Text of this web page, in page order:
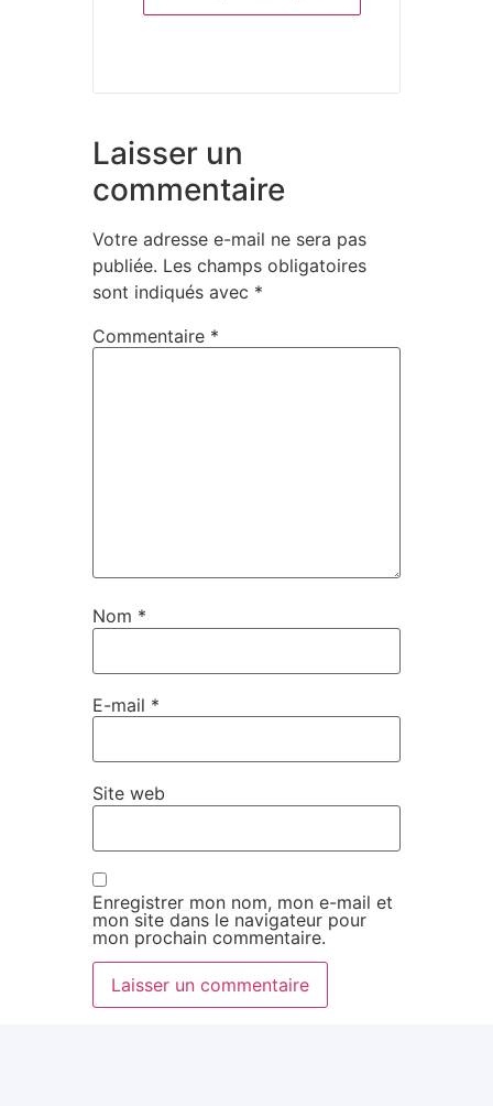
Laisser un
commentaire
Votre adresse e-mail ne sera pas
publiée. Les champs obligatoires
sont indiqués avec *
Commentaire *
Nom *
E-mail *
Site web
Enregistrer mon nom, mon e-mail et
mon site dans le navigateur pour
mon prochain commentaire.